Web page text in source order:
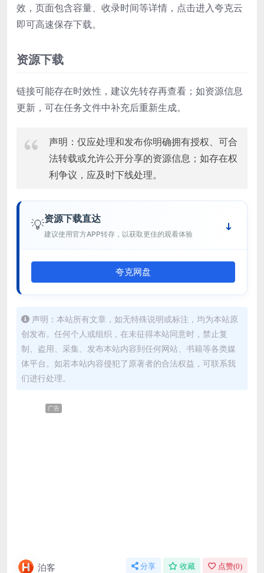
效，页面包含容量、收录时间等详情，点击进入夸克云
即可高速保存下载。
资源下载
链接可能存在时效性，建议先转存再查看；如资源信息
更新，可在任务文件中补充后重新生成。
声明：仅应处理和发布你明确拥有授权、可合
法转载或允许公开分享的资源信息；如存在权
利争议，应及时下线处理。
💡资源下载直达
建议使用官方APP转存，以获取更佳的观看体验
夸克网盘
声明：本站所有文章，如无特殊说明或标注，均为本站原
创发布。任何个人或组织，在未征得本站同意时，禁止复
制、盗用、采集、发布本站内容到任何网站、书籍等各类媒
体平台。如若本站内容侵犯了原著者的合法权益，可联系我
们进行处理。
广告
泊客 分享 收藏 点赞(0)